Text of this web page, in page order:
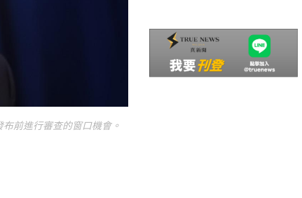
前進行審查的窗口機會。